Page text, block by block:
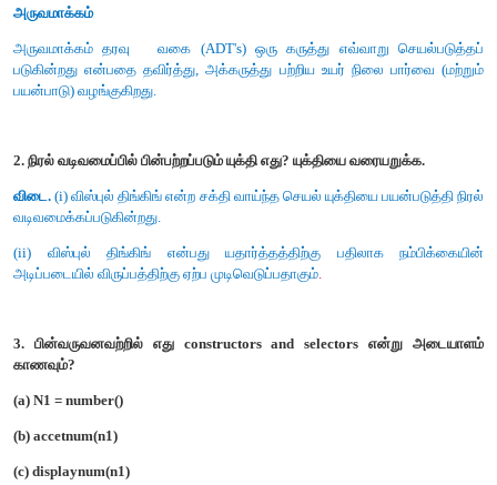
2. ஆக்கிகள் மற்றும் செலக்டர்கள் வேறுபாடு தருக.
விடை.ஆக்கி செயற்கூறுகள் அருவமாக்கம் தரவு
பயன்படுகிறது. செலக்டர் செயற்கூறுகள் தகவல்களை தரவு
பெறுவதற்கு பயன்படுகிறது.
3. Pair என்றால் என்ன? எடுத்துக்காட்டு தருக.
அழைக்கிறோம். List அதிகமாக பயன்படுத்தப்படும்
Pairs என்று அழைக்கப்படுகிறது.
விடை.
List அமைப்பு கோவைகளை சதுர அடைப்புக்குறிக்குள்